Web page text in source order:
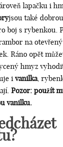
lapačku i
jsou také dobrou
boj s rybenkou.
na otevřený
Ráno opět
hmyz
i vanilka,
Pozor: použít
vanilku.